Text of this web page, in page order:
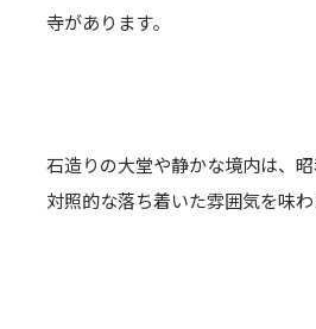
寺があります。
石造りの大堂や静かな境内は、
対照的な落ち着いた雰囲気を味わ